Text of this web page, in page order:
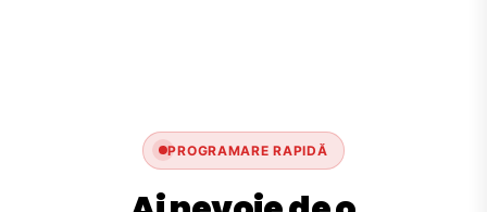
PROGRAMARE RAPIDĂ